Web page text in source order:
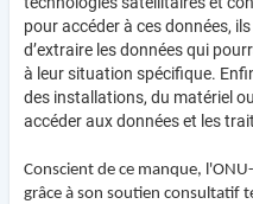
pour accéder à ces données,
d’extraire les données qui
à leur situation spécifique.
des installations, du matériel
accéder aux données et les
Conscient de ce manque,
grâce à son soutien consultatif